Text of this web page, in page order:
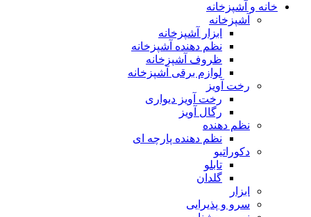
خانه و آشپزخانه
آشپزخانه
ابزار آشپزخانه
نظم دهنده آشپزخانه
ظروف آشپزخانه
لوازم برقی آشپزخانه
رخت آویز
رخت آویز دیواری
رگال آویز
نظم دهنده
نظم دهنده پارچه ای
دکوراتیو
تابلو
گلدان
ابزار
سرو و پذیرایی